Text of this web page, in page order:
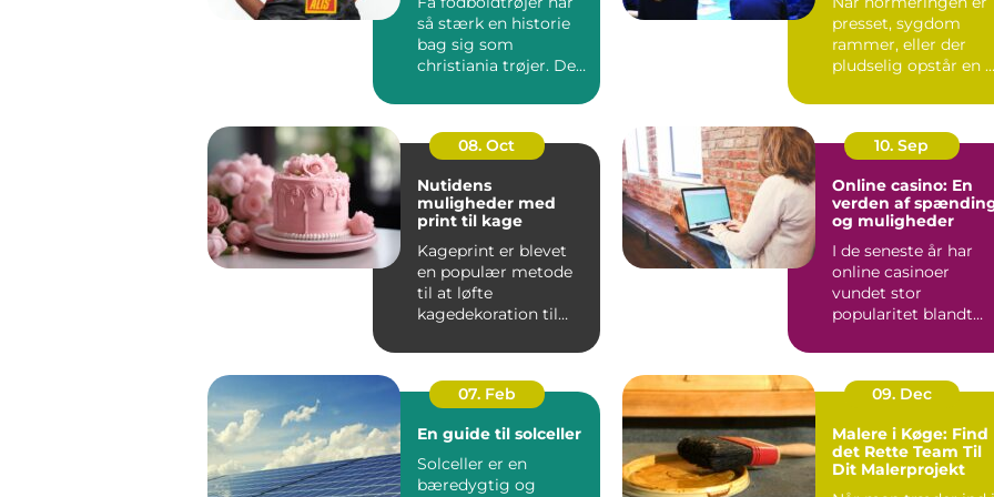
så stærk en historie
bag sig som
christiania trøjer. De
far...
presset, sygdom
rammer, eller der
pludselig opstår en
for ...
08. Oct
Nutidens
muligheder med
print til kage
Kageprint er blevet
en populær metode
til at løfte
kagedekoration til
10. Sep
Online casino: En
verden af
og muligheder
I de seneste år har
online casinoer
vundet stor
popularitet blandt
hele v...
07. Feb
En guide til solceller
Solceller er en
bæredygtig og
09. Dec
Malere i Køge: Find
det Rette Team Til
Dit Malerprojekt